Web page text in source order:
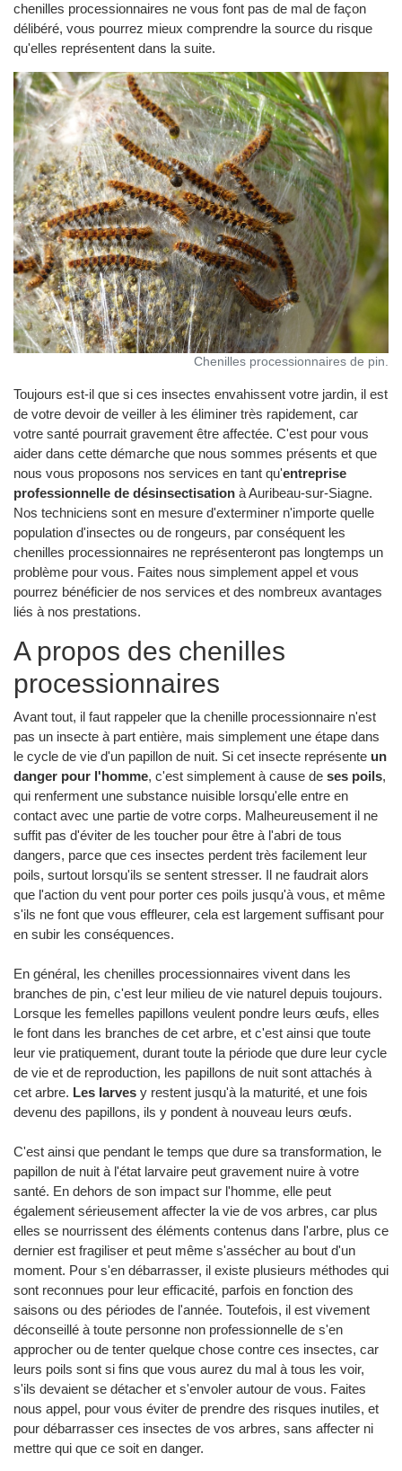
chenilles processionnaires ne vous font pas de mal de façon
délibéré, vous pourrez mieux comprendre la source du risque
qu'elles représentent dans la suite.
Chenilles processionnaires de pin.
Toujours est-il que si ces insectes envahissent votre jardin, il est
de votre devoir de veiller à les éliminer très rapidement, car
votre santé pourrait gravement être affectée. C'est pour vous
aider dans cette démarche que nous sommes présents et que
nous vous proposons nos services en tant qu'entreprise
professionnelle de désinsectisation à Auribeau-sur-Siagne.
Nos techniciens sont en mesure d'exterminer n'importe quelle
population d'insectes ou de rongeurs, par conséquent les
chenilles processionnaires ne représenteront pas longtemps un
problème pour vous. Faites nous simplement appel et vous
pourrez bénéficier de nos services et des nombreux avantages
liés à nos prestations.
A propos des chenilles
processionnaires
Avant tout, il faut rappeler que la chenille processionnaire n'est
pas un insecte à part entière, mais simplement une étape dans
le cycle de vie d'un papillon de nuit. Si cet insecte représente un
danger pour l'homme, c'est simplement à cause de ses poils,
qui renferment une substance nuisible lorsqu'elle entre en
contact avec une partie de votre corps. Malheureusement il ne
suffit pas d'éviter de les toucher pour être à l'abri de tous
dangers, parce que ces insectes perdent très facilement leur
poils, surtout lorsqu'ils se sentent stresser. Il ne faudrait alors
que l'action du vent pour porter ces poils jusqu'à vous, et même
s'ils ne font que vous effleurer, cela est largement suffisant pour
en subir les conséquences.
En général, les chenilles processionnaires vivent dans les
branches de pin, c'est leur milieu de vie naturel depuis toujours.
Lorsque les femelles papillons veulent pondre leurs œufs, elles
le font dans les branches de cet arbre, et c'est ainsi que toute
leur vie pratiquement, durant toute la période que dure leur cycle
de vie et de reproduction, les papillons de nuit sont attachés à
cet arbre. Les larves y restent jusqu'à la maturité, et une fois
devenu des papillons, ils y pondent à nouveau leurs œufs.
C'est ainsi que pendant le temps que dure sa transformation, le
papillon de nuit à l'état larvaire peut gravement nuire à votre
santé. En dehors de son impact sur l'homme, elle peut
également sérieusement affecter la vie de vos arbres, car plus
elles se nourrissent des éléments contenus dans l'arbre, plus ce
dernier est fragiliser et peut même s'assécher au bout d'un
moment. Pour s'en débarrasser, il existe plusieurs méthodes qui
sont reconnues pour leur efficacité, parfois en fonction des
saisons ou des périodes de l'année. Toutefois, il est vivement
déconseillé à toute personne non professionnelle de s'en
approcher ou de tenter quelque chose contre ces insectes, car
leurs poils sont si fins que vous aurez du mal à tous les voir,
s'ils devaient se détacher et s'envoler autour de vous. Faites
nous appel, pour vous éviter de prendre des risques inutiles, et
pour débarrasser ces insectes de vos arbres, sans affecter ni
mettre qui que ce soit en danger.